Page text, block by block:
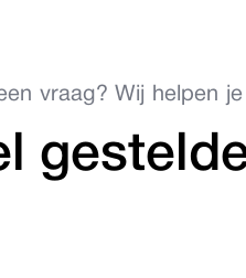
vraag? Wij helpen